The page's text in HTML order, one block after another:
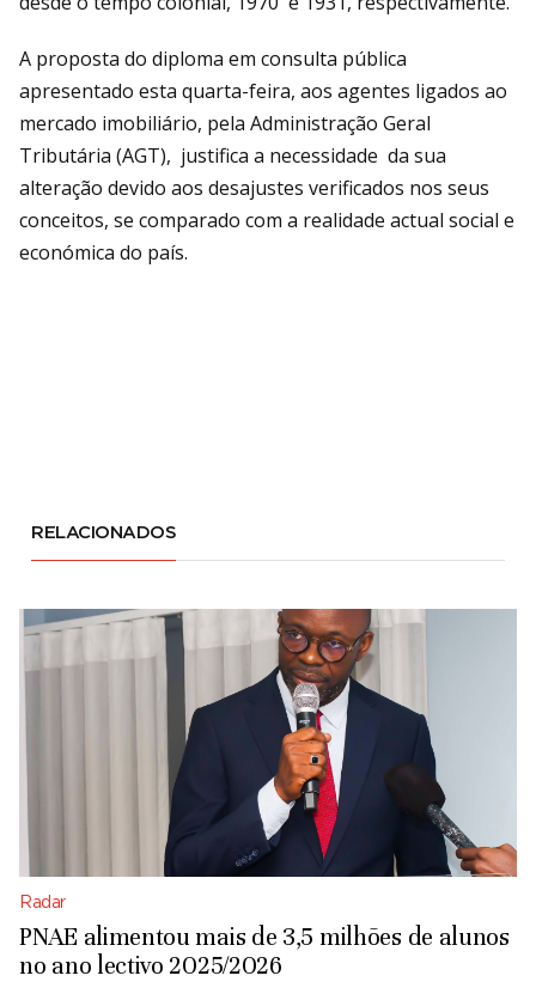
A proposta do diploma em consulta pública
apresentado esta quarta-feira, aos agentes ligados ao
mercado imobiliário, pela Administração Geral
Tributária (AGT), justifica a necessidade da sua
alteração devido aos desajustes verificados nos seus
conceitos, se comparado com a realidade actual social e
económica do país.
RELACIONADOS
Radar
PNAE alimentou mais de 3,5 milhões de alunos
no ano lectivo 2025/2026